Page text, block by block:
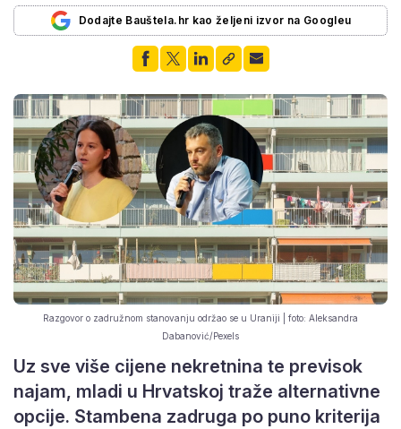
Dodajte Bauštela.hr kao željeni izvor na Googleu
Razgovor o zadružnom stanovanju održao se u Uraniji | foto: Aleksandra
Dabanović/Pexels
Uz sve više cijene nekretnina te previsok
najam, mladi u Hrvatskoj traže alternativne
opcije. Stambena zadruga po puno kriterija